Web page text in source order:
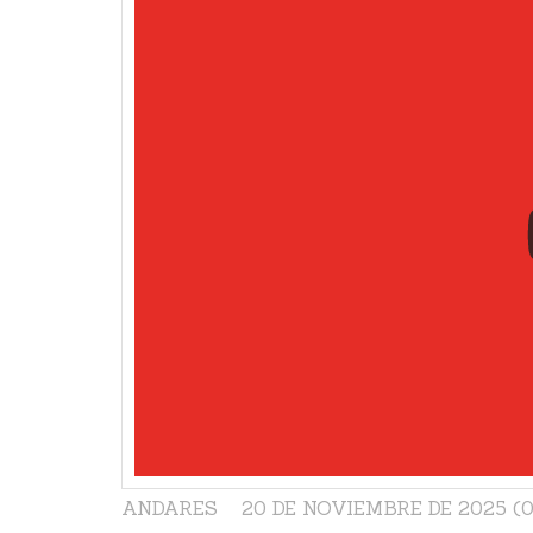
20 DE NOVIEMBRE DE 2025
ANDARES